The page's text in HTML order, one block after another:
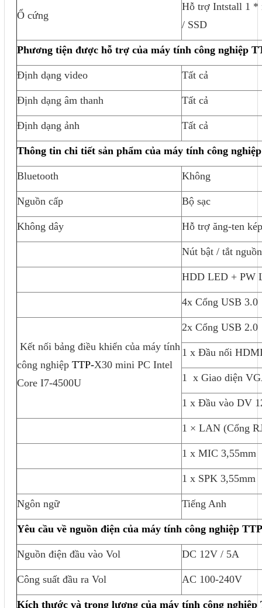
Ổ cứng
Hỗ trợ Intstall 1 *
/ SSD
Phương tiện được hỗ trợ của máy tính công nghiệp
Định dạng video Tất cả
Định dạng âm thanh Tất cả
Định dạng ảnh Tất cả
Thông tin chi tiết sản phẩm của máy tính công
Bluetooth Không
Nguồn cấp Bộ sạc
Không dây Hỗ trợ ăng-ten
Nút bật / tắt nguồn
HDD LED + PW
4x Cổng USB 3.0
Kết nối bảng điều khiển của máy tính
công nghiệp TTP-X30 mini PC Intel
Core I7-4500U
2x Cổng USB 2.0
1 x Đầu nối
1 x Giao diện
1 x Đầu vào DV
1 × LAN (Cổng
1 x MIC 3,55mm
1 x SPK 3,55mm
Ngôn ngữ Tiếng Anh
Yêu cầu về nguồn điện của máy tính công nghiệp
Nguồn điện đầu vào Vol DC 12V / 5A
Công suất đầu ra Vol AC 100-240V
Kích thước và trọng lượng của máy tính công nghiệp